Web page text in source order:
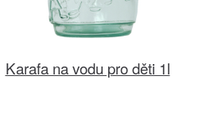
Karafa na vodu pro děti 1l